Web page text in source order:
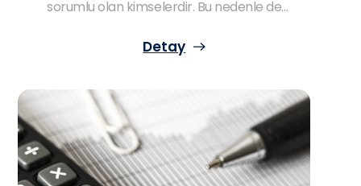
sorumlu olan kimselerdir. Bu nedenle de
titiz bir şekilde değerlendirmek her şeyden
gerekir. Aşağıda apartman ve site yönetimi ile
alakalı bütün süreçleri değerlendirmek mümkün!
Detay